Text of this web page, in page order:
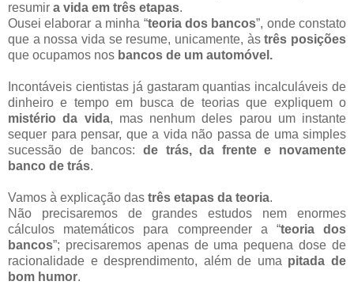
resumir a vida em três etapas.
Ousei elaborar a minha “teoria dos bancos”, onde constato
que a nossa vida se resume, unicamente, àstrês posições
que ocupamos nos bancos de um automóvel.
Incontáveis cientistas já gastaram quantias incalculáveis de
dinheiro e tempo em busca de teorias que expliquem o
mistério da vida, mas nenhum deles parou um instante
sequer para pensar, que a vida não passa de uma simples
sucessão de bancos: de trás, da frente e novamente
banco de trás.
Vamos à explicação das três etapas da teoria.
Não precisaremos de grandes estudos nem enormes
cálculos matemáticos para compreender a “teoria dos
bancos”; precisaremos apenas de uma pequena dose de
racionalidade e desprendimento, além de uma pitada de
bom humor.